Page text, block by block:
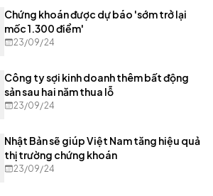
Chứng khoán được dự báo 'sớm trở lại
mốc 1.300 điểm'
23/09/24
Công ty sợi kinh doanh thêm bất động
sản sau hai năm thua lỗ
23/09/24
Nhật Bản sẽ giúp Việt Nam tăng hiệu quả
thị trường chứng khoán
23/09/24